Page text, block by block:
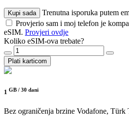
Kupi sada
Trenutna isporuka putem
Provjerio sam i moj telefon je
eSIM. Provjeri ovdje
Koliko eSIM-ova trebate?
Plati karticom
1 GB / 30 dani
Bez ograničenja brzine Vodafone, Türk